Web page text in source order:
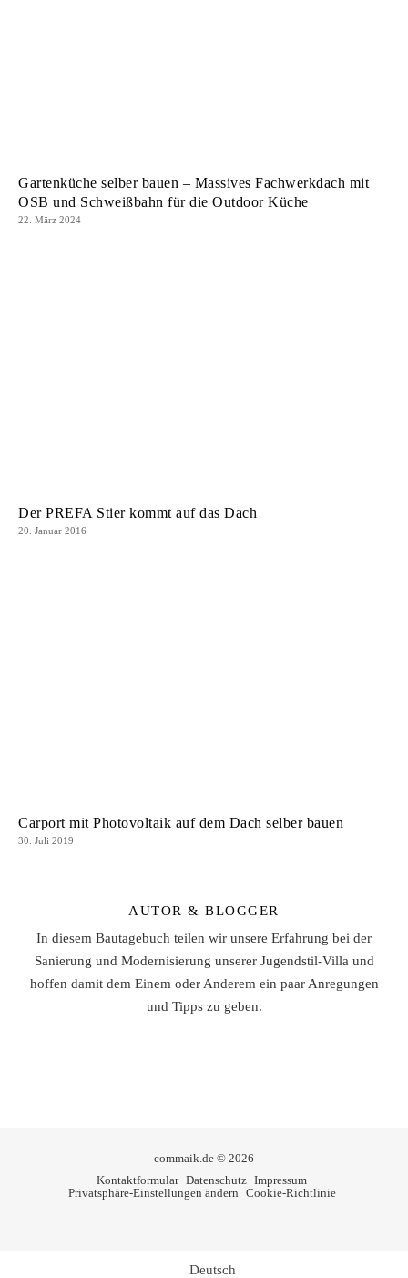
Gartenküche selber bauen – Massives Fachwerkdach mit
OSB und Schweißbahn für die Outdoor Küche
22. März 2024
Der PREFA Stier kommt auf das Dach
20. Januar 2016
Carport mit Photovoltaik auf dem Dach selber bauen
30. Juli 2019
AUTOR & BLOGGER
In diesem Bautagebuch teilen wir unsere Erfahrung bei der
Sanierung und Modernisierung unserer Jugendstil-Villa und
hoffen damit dem Einem oder Anderem ein paar Anregungen
und Tipps zu geben.
commaik.de © 2026
Kontaktformular Datenschutz Impressum
Privatsphäre-Einstellungen ändern Cookie-Richtlinie
Deutsch